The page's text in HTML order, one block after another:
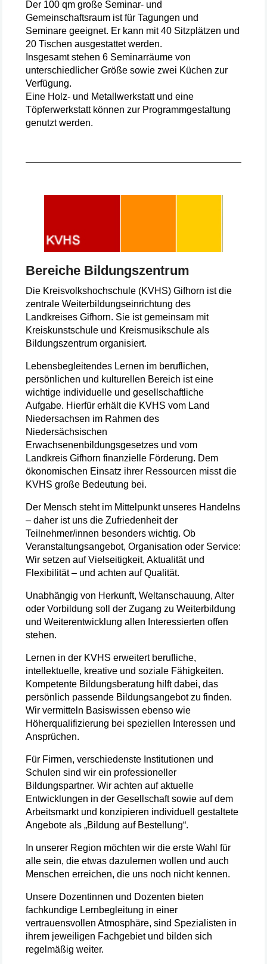
Der 100 qm große Seminar- und
Gemeinschaftsraum ist für Tagungen und
Seminare geeignet. Er kann mit 40 Sitzplätzen und
20 Tischen ausgestattet werden.
Insgesamt stehen 6 Seminarräume von
unterschiedlicher Größe sowie zwei Küchen zur
Verfügung.
Eine Holz- und Metallwerkstatt und eine
Töpferwerkstatt können zur Programmgestaltung
genutzt werden.
Bereiche Bildungszentrum
Die Kreisvolkshochschule (KVHS) Gifhorn ist die
zentrale Weiterbildungseinrichtung des
Landkreises Gifhorn. Sie ist gemeinsam mit
Kreiskunstschule und Kreismusikschule als
Bildungszentrum organisiert.
Lebensbegleitendes Lernen im beruflichen,
persönlichen und kulturellen Bereich ist eine
wichtige individuelle und gesellschaftliche
Aufgabe. Hierfür erhält die KVHS vom Land
Niedersachsen im Rahmen des
Niedersächsischen
Erwachsenenbildungsgesetzes und vom
Landkreis Gifhorn finanzielle Förderung. Dem
ökonomischen Einsatz ihrer Ressourcen misst die
KVHS große Bedeutung bei.
Der Mensch steht im Mittelpunkt unseres Handelns
– daher ist uns die Zufriedenheit der
Teilnehmer/innen besonders wichtig. Ob
Veranstaltungsangebot, Organisation oder Service:
Wir setzen auf Vielseitigkeit, Aktualität und
Flexibilität – und achten auf Qualität.
Unabhängig von Herkunft, Weltanschauung, Alter
oder Vorbildung soll der Zugang zu Weiterbildung
und Weiterentwicklung allen Interessierten offen
stehen.
Lernen in der KVHS erweitert berufliche,
intellektuelle, kreative und soziale Fähigkeiten.
Kompetente Bildungsberatung hilft dabei, das
persönlich passende Bildungsangebot zu finden.
Wir vermitteln Basiswissen ebenso wie
Höherqualifizierung bei speziellen Interessen und
Ansprüchen.
Für Firmen, verschiedenste Institutionen und
Schulen sind wir ein professioneller
Bildungspartner. Wir achten auf aktuelle
Entwicklungen in der Gesellschaft sowie auf dem
Arbeitsmarkt und konzipieren individuell gestaltete
Angebote als „Bildung auf Bestellung“.
In unserer Region möchten wir die erste Wahl für
alle sein, die etwas dazulernen wollen und auch
Menschen erreichen, die uns noch nicht kennen.
Unsere Dozentinnen und Dozenten bieten
fachkundige Lernbegleitung in einer
vertrauensvollen Atmosphäre, sind Spezialisten in
ihrem jeweiligen Fachgebiet und bilden sich
regelmäßig weiter.